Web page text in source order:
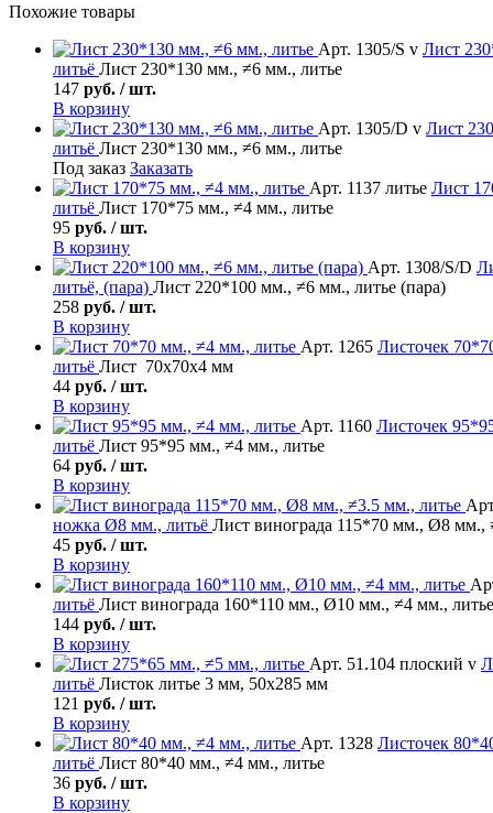
Похожие товары
Арт. 1305/S v Лист
литьё Лист 230*130 мм., ≠6 мм., литье
147 руб. / шт.
В корзину
Арт. 1305/D v Лист
литьё Лист 230*130 мм., ≠6 мм., литье
Под заказ Заказать
Арт. 1137 литье Лист
литьё Лист 170*75 мм., ≠4 мм., литье
95 руб. / шт.
В корзину
Арт. 1308/S/D
литьё, (пара) Лист 220*100 мм., ≠6 мм., литье (пара)
258 руб. / шт.
В корзину
Арт. 1265 Листочек
литьё Лист 70х70х4 мм
44 руб. / шт.
В корзину
Арт. 1160 Листочек
литьё Лист 95*95 мм., ≠4 мм., литье
64 руб. / шт.
В корзину
ножка Ø8 мм., литьё Лист винограда 115*70 мм., Ø8 мм.,
45 руб. / шт.
В корзину
литьё Лист винограда 160*110 мм., Ø10 мм., ≠4 мм., литье
144 руб. / шт.
В корзину
Арт. 51.104 плоский v
литьё Листок литье 3 мм, 50х285 мм
121 руб. / шт.
В корзину
Арт. 1328 Листочек
литьё Лист 80*40 мм., ≠4 мм., литье
36 руб. / шт.
В корзину